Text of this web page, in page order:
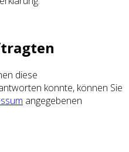
diese
konnte, können Sie
angegebenen